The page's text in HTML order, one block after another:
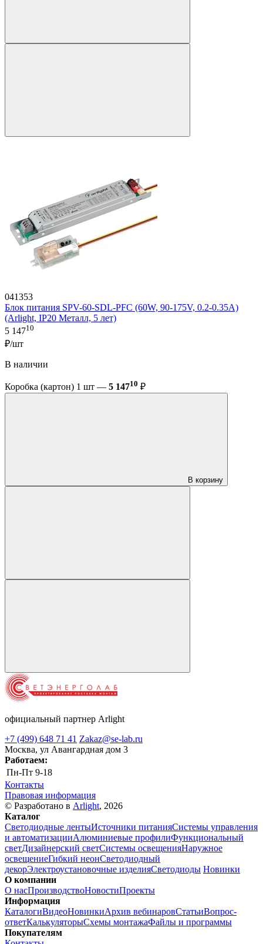
041353
Блок питания SPV-60-SDL-PFC (60W, 90-175V, 0.2-0.35A)
(Arlight, IP20 Металл, 5 лет)
5 14710
₽/шт
В наличии
Коробка (картон) 1 шт — 5 14710 ₽
В корзину
официальный партнер Arlight
+7 (499) 648 71 41 Zakaz@se-lab.ru
Москва, ул Авангардная дом 3
Работаем:
Пн-Пт 9-18
Контакты
Правовая информация
© Разработано в Arlight, 2026
Каталог
Светодиодные лентыИсточники питанияСистемы управления
и автоматизацииАлюминиевые профилиФункциональный
светДизайнерский светСистемы освещенияНаружное
освещениеГибкий неонСветодиодный
декорЭлектроустановочные изделияСветодиоды Новинки
О компании
О насПроизводствоНовостиПроекты
Информация
КаталогиВидеоНовинкиАрхив вебинаровСтатьиВопрос-
ответКалькуляторыСхемы монтажаФайлы и программы
Покупателям